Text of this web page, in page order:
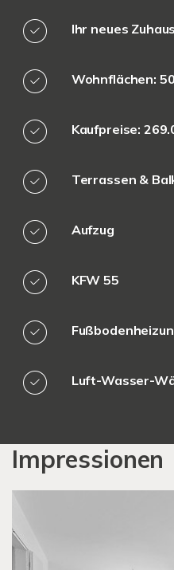
Ihr neues
Wohnflächen:
Kaufpreise:
Terrassen &
Aufzug
KFW 55
Luft-Wasser-
Impressionen